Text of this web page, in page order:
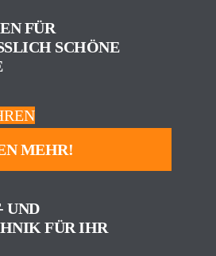
FÜR
SCHÖNE
MEHR!
UND
FÜR IHR